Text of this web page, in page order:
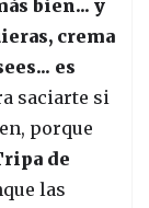
bien... y
crema
es
saciarte si
porque
de
las